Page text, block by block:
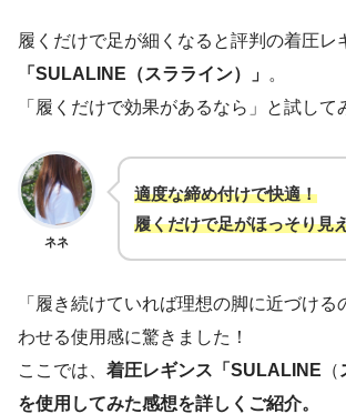
履くだけで足が細くなると評判の着圧レ
「SULALINE（スラライン）」 。
「履くだけで効果があるなら」と試し
ネネ
適度な締め付けで快適！
履くだけで足がほっそり見
「履き続けていれば理想の脚に近づける
わせる使用感に驚きました！
ここでは、 着圧レギンス「SULALINE （
を使用してみた感想を詳しくご紹介。